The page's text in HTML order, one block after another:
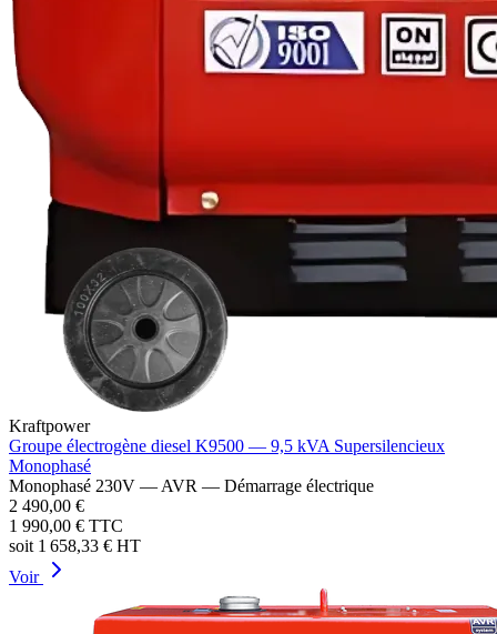
Kraftpower
Groupe électrogène diesel K9500 — 9,5 kVA Supersilencieux
Monophasé
Monophasé 230V — AVR — Démarrage électrique
2 490,00 €
1 990,00 € TTC
soit 1 658,33 € HT
Voir